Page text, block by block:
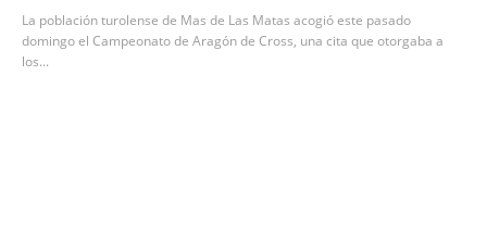
La población turolense de Mas de Las Matas acogió este pasado
domingo el Campeonato de Aragón de Cross, una cita que otorgaba a
los...